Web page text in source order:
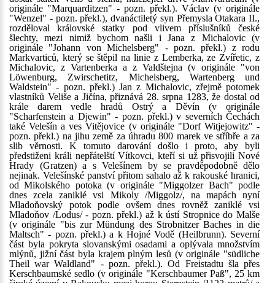
originále "Marquarditzen" - pozn. překl.). Václav (v originále
"Wenzel" - pozn. překl.), dvanáctiletý syn Přemysla Otakara II.,
rozděloval královské statky pod vlivem příslušníků české
šlechty, mezi nimiž bychom našli i Jana z Michalovic (v
originále "Johann von Michelsberg" - pozn. překl.) z rodu
Markvarticů, který se štěpil na linie z Lemberka, ze Zvířetic, z
Michalovic, z Vartenberka a z Valdštejna (v originále "von
Löwenburg, Zwirschetitz, Michelsberg, Wartenberg und
Waldstein" - pozn. překl.) Jan z Michalovic, zřejmě potomek
vlastníků Veliše a Jičína, přiznává 28. srpna 1283, že dostal od
krále darem vedle hradů Ostrý a Děvín (v originále
"Scharfenstein a Djewin" - pozn. překl.) v severních Čechách
také Velešín a ves Vitějovice (v originále "Dorf Witjejowitz" -
pozn. překl.) na jihu země za úhradu 800 marek ve stříbře a za
slib věrnosti. K tomuto darování došlo i proto, aby byli
předstiženi králi nepřátelští Vítkovci, kteří si už přisvojili Nové
Hrady (Gratzen) a s Velešínem by se pravděpodobně dělo
nejinak. Velešínské panství přitom sahalo až k rakouské hranici,
od Mikolského potoka (v originále "Miggolzer Bach" podle
dnes zcela zaniklé vsi Mikoly /Miggolz/, na mapách nyní
Mladoňovský potok podle ovšem dnes rovněž zaniklé vsi
Mladoňov /Lodus/ - pozn. překl.) až k ústí Stropnice do Malše
(v originále "bis zur Mündung des Strobnitzer Baches in die
Maltsch" - pozn. překl.) a k Hojné Vodě (Heilbrunn). Severní
část byla pokryta slovanskými osadami a oplývala množstvím
mlýnů, jižní část byla krajem plným lesů (v originále "südliche
Theil war Waldland" - pozn. překl.). Od Freistadtu šla přes
Kerschbaumské sedlo (v originále "Kerschbaumer Paß", 25 km